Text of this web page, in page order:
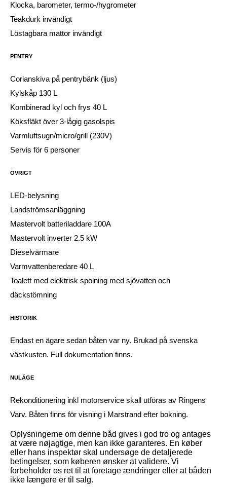
Klocka, barometer, termo-/hygrometer
Teakdurk invändigt
Löstagbara mattor invändigt
PENTRY
Corianskiva på pentrybänk (ljus)
Kylskåp 130 L
Kombinerad kyl och frys 40 L
Köksfläkt över 3-lågig gasolspis
Varmluftsugn/micro/grill (230V)
Servis för 6 personer
ÖVRIGT
LED-belysning
Landströmsanläggning
Mastervolt batteriladdare 100A
Mastervolt inverter 2.5 kW
Dieselvärmare
Varmvattenberedare 40 L
Toalett med elektrisk spolning med sjövatten och
däckstömning
HISTORIK
Endast en ägare sedan båten var ny. Brukad på svenska
västkusten. Full dokumentation finns.
NULÄGE
Rekonditionering inkl motorservice skall utföras av Ringens
Varv. Båten finns för visning i Marstrand efter bokning.
Oplysningerne om denne båd gives i god tro og antages
at være nøjagtige, men kan ikke garanteres. En køber
eller hans inspektør skal undersøge de detaljerede
betingelser, som køberen ønsker at validere. Vi
forbeholder os ret til at foretage ændringer eller at båden
ikke længere er til salg.